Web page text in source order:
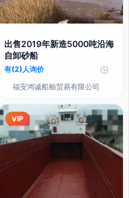
出售2019年新造5000吨沿海
自卸砂船
有(2)人询价
福安鸿诚船舶贸易有限公司
VIP